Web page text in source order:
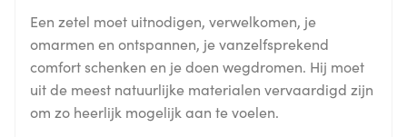
Een zetel moet uitnodigen, verwelkomen, je
omarmen en ontspannen, je vanzelfsprekend
comfort schenken en je doen wegdromen. Hij moet
uit de meest natuurlijke materialen vervaardigd zijn
om zo heerlijk mogelijk aan te voelen.